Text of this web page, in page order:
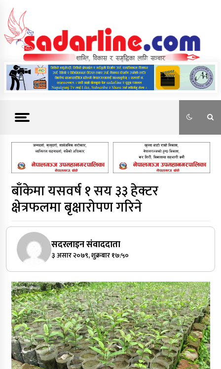
content
News For Nepal
बाँकेमा यसवर्ष १ सय ३३ हेक्टर
क्षेत्रफलमा बृक्षारोपण गरिने
सदरलाइन संवाददाता
३ असार २०७९, शुक्रबार १७:५०